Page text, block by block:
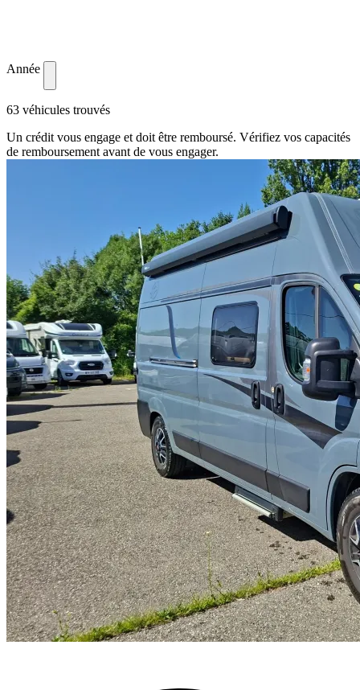
Année
63 véhicules trouvés
Un crédit vous engage et doit être remboursé. Vérifiez vos capacités
de remboursement avant de vous engager.